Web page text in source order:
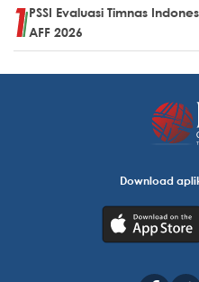
PSSI Evaluasi Timnas
AFF 2026
Download